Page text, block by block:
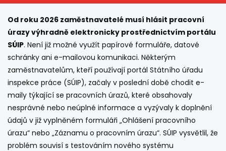
Od roku 2026 zaměstnavatelé musí hlásit pracovní
úrazy výhradně elektronicky prostřednictvím portálu
SÚIP. Není již možné využít papírové formuláře, datové
schránky ani e-mailovou komunikaci. Některým
zaměstnavatelům, kteří používají portál Státního úřadu
inspekce práce (SÚIP), začaly v poslední době chodit e-
maily týkající se pracovních úrazů, které obsahovaly
nesprávné nebo neúplné informace a vyzývaly k doplnění
údajů v již vyplněném formuláři „Ohlášení pracovního
úrazu“ nebo „Záznamu o pracovním úrazu“. SÚIP vysvětlil, že
problém souvisí s testováním nového systému